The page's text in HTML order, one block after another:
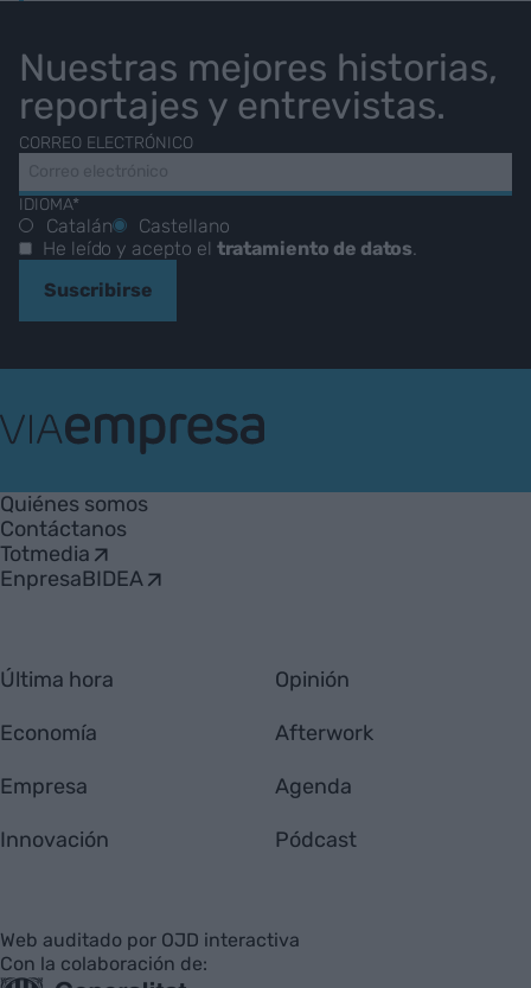
Nuestras mejores historias,
reportajes y entrevistas.
CORREO ELECTRÓNICO
IDIOMA*
Catalán
Castellano
He leído y acepto el tratamiento de datos.
Suscribirse
Empresa
Quiénes somos
Contáctanos
Totmedia
EnpresaBIDEA
Última hora
Economía
Empresa
Innovación
Opinión
Afterwork
Agenda
Pódcast
Web auditado por OJD interactiva
Con la colaboración de: